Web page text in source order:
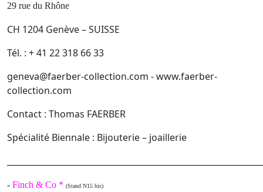
29 rue du Rhône
CH 1204 Genève – SUISSE
Tél. : + 41 22 318 66 33
geneva@faerber-collection.com - www.faerber-
collection.com
Contact : Thomas FAERBER
Spécialité Biennale : Bijouterie – joaillerie
- Finch & Co * (Stand N15 bis)